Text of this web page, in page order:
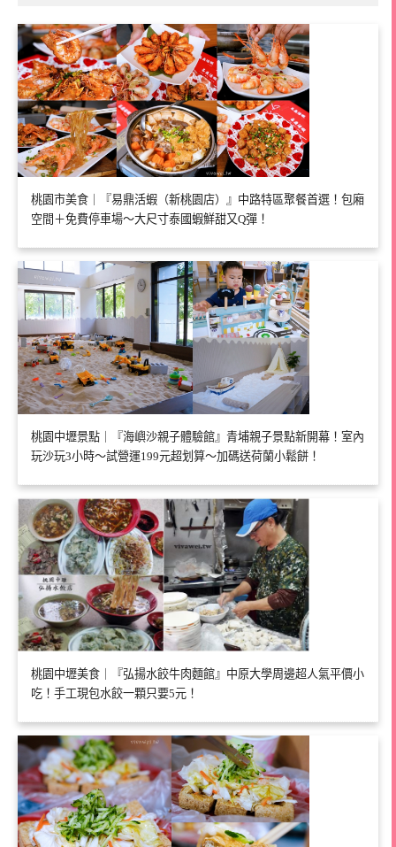
桃園市美食｜『易鼎活蝦（新桃園店）』中路特區聚餐首選！包廂
空間＋免費停車場～大尺寸泰國蝦鮮甜又Q彈！
桃園中壢景點｜『海嶼沙親子體驗館』青埔親子景點新開幕！室內
玩沙玩3小時～試營運199元超划算～加碼送荷蘭小鬆餅！
桃園中壢美食｜『弘揚水餃牛肉麵館』中原大學周邊超人氣平價小
吃！手工現包水餃一顆只要5元！